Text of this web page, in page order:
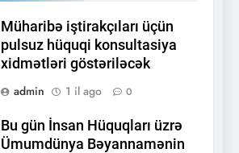
Müharibə iştirakçıları üçün
pulsuz hüquqi konsultasiya
xidmətləri göstəriləcək
admin
1 il ago 0
Bu gün İnsan Hüquqları üzrə
Ümumdünya Bəyannamənin